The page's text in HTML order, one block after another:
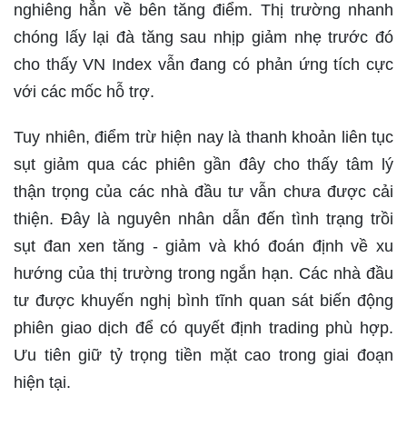
nghiêng hẳn về bên tăng điểm. Thị trường nhanh
chóng lấy lại đà tăng sau nhịp giảm nhẹ trước đó
cho thấy VN Index vẫn đang có phản ứng tích cực
với các mốc hỗ trợ.
Tuy nhiên, điểm trừ hiện nay là thanh khoản liên tục
sụt giảm qua các phiên gần đây cho thấy tâm lý
thận trọng của các nhà đầu tư vẫn chưa được cải
thiện. Đây là nguyên nhân dẫn đến tình trạng trồi
sụt đan xen tăng - giảm và khó đoán định về xu
hướng của thị trường trong ngắn hạn. Các nhà đầu
tư được khuyến nghị bình tĩnh quan sát biến động
phiên giao dịch để có quyết định trading phù hợp.
Ưu tiên giữ tỷ trọng tiền mặt cao trong giai đoạn
hiện tại.